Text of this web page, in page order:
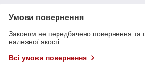
Умови повернення
Законом не передбачено повернення та
належної якості
Всі умови повернення